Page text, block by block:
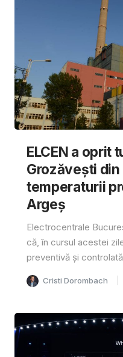
ELCEN a oprit
Grozăvești din
temperaturii
Argeș
Electrocentrale
că, în cursul acestei
preventivă și
Cristi Dorombach